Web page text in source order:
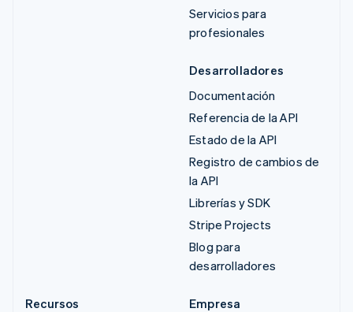
Servicios para
profesionales
Desarrolladores
Documentación
Referencia de la API
Estado de la API
Registro de cambios de
la API
Librerías y SDK
Stripe Projects
Blog para
desarrolladores
Recursos
Empresa